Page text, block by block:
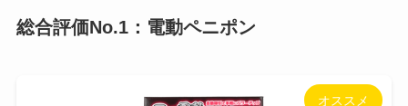
総合評価No.1：電動ペニポン
オススメ